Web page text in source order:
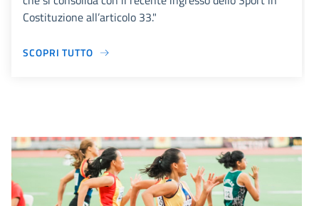
Costituzione all’articolo 33."
SCOPRI TUTTO